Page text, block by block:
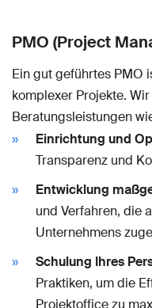
PMO (Project
Ein gut geführtes PMO
komplexer Projekte.
Beratungsleistungen
Einrichtung und
Transparenz und
Entwicklung
und Verfahren, die
Unternehmens
Schulung Ihres
Praktiken, um die
Projektoffice zu